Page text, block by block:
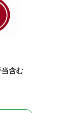
当含む